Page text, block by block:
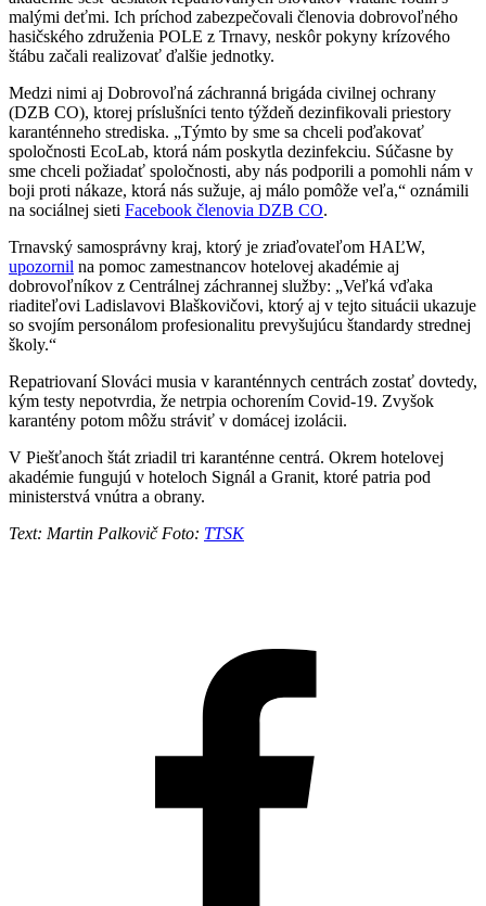
malými deťmi. Ich príchod zabezpečovali členovia dobrovoľného
hasičského združenia POLE z Trnavy, neskôr pokyny krízového
štábu začali realizovať ďalšie jednotky.
Medzi nimi aj Dobrovoľná záchranná brigáda civilnej ochrany
(DZB CO), ktorej príslušníci tento týždeň dezinfikovali priestory
karanténneho strediska. „Týmto by sme sa chceli poďakovať
spoločnosti EcoLab, ktorá nám poskytla dezinfekciu. Súčasne by
sme chceli požiadať spoločnosti, aby nás podporili a pomohli nám v
boji proti nákaze, ktorá nás sužuje, aj málo pomôže veľa,“ oznámili
na sociálnej sieti Facebook členovia DZB CO.
Trnavský samosprávny kraj, ktorý je zriaďovateľom HAĽW,
upozornil na pomoc zamestnancov hotelovej akadémie aj
dobrovoľníkov z Centrálnej záchrannej služby: „Veľká vďaka
riaditeľovi Ladislavovi Blaškovičovi, ktorý aj v tejto situácii ukazuje
so svojím personálom profesionalitu prevyšujúcu štandardy strednej
školy.“
Repatriovaní Slováci musia v karanténnych centrách zostať dovtedy,
kým testy nepotvrdia, že netrpia ochorením Covid-19. Zvyšok
karantény potom môžu stráviť v domácej izolácii.
V Piešťanoch štát zriadil tri karanténne centrá. Okrem hotelovej
akadémie fungujú v hoteloch Signál a Granit, ktoré patria pod
ministerstvá vnútra a obrany.
Text: Martin Palkovič Foto: TTSK